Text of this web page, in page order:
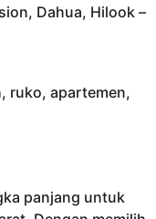
Dahua, Hilook –
ruko, apartemen,
panjang untuk